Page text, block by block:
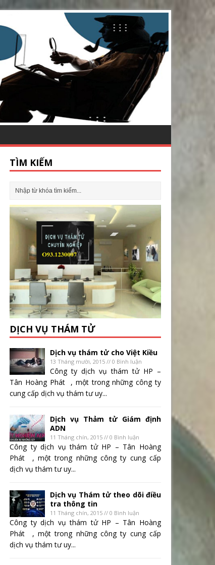
TÌM KIẾM
DỊCH VỤ THÁM TỬ
Dịch vụ thám tử cho Việt Kiều
13 Tháng mười, 2015 // 0 Bình luận
Công ty dịch vụ thám tử HP –
Tân Hoàng Phát , một trong những công ty
cung cấp dịch vụ thám tư uy...
Dịch vụ Thảm tử Giám định
ADN
11 Tháng chín, 2015 // 0 Bình luận
Công ty dịch vụ thám tử HP – Tân Hoàng
Phát , một trong những công ty cung cấp
dịch vụ thám tư uy...
Dịch vụ Thám tử theo dõi điều
tra thông tin
11 Tháng chín, 2015 // 0 Bình luận
Công ty dịch vụ thám tử HP – Tân Hoàng
Phát , một trong những công ty cung cấp
dịch vụ thám tư uy...